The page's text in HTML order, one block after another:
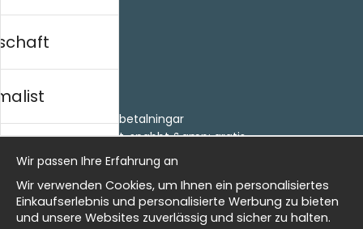
Einkaufen
Villkor
- Returer och återbetalningar
- Leverans - enkelt, snabbt &amp; gratis
Om cookies
Meine Favoriten
Information
history
Wir passen Ihre Erfahrung an
Wir verwenden Cookies, um Ihnen ein personalisiertes
Einkaufserlebnis und personalisierte Werbung zu bieten
und unsere Websites zuverlässig und sicher zu halten.